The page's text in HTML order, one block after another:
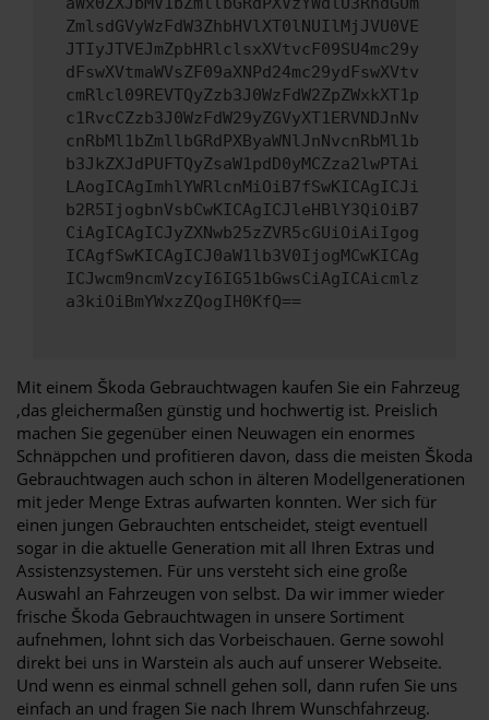
ZmlsdGVyWzFdW3ZhbHVlXT0lNUIlMjJVU0VE
JTIyJTVEJmZpbHRlclsxXVtvcF09SU4mc29y
dFswXVtmaWVsZF09aXNPd24mc29ydFswXVtv
cmRlcl09REVTQyZzb3J0WzFdW2ZpZWxkXT1p
c1RvcCZzb3J0WzFdW29yZGVyXT1ERVNDJnNv
cnRbMl1bZmllbGRdPXByaWNlJnNvcnRbMl1b
b3JkZXJdPUFTQyZsaW1pdD0yMCZza2lwPTAi
LAogICAgImhlYWRlcnMiOiB7fSwKICAgICJi
b2R5IjogbnVsbCwKICAgICJleHBlY3QiOiB7
CiAgICAgICJyZXNwb25zZVR5cGUiOiAiIgog
ICAgfSwKICAgICJ0aW1lb3V0IjogMCwKICAg
ICJwcm9ncmVzcyI6IG51bGwsCiAgICAicmlz
a3kiOiBmYWxzZQogIH0KfQ==
Mit einem Škoda Gebrauchtwagen kaufen Sie ein Fahrzeug
,das gleichermaßen günstig und hochwertig ist. Preislich
machen Sie gegenüber einen Neuwagen ein enormes
Schnäppchen und profitieren davon, dass die meisten Škoda
Gebrauchtwagen auch schon in älteren Modellgenerationen
mit jeder Menge Extras aufwarten konnten. Wer sich für
einen jungen Gebrauchten entscheidet, steigt eventuell
sogar in die aktuelle Generation mit all Ihren Extras und
Assistenzsystemen. Für uns versteht sich eine große
Auswahl an Fahrzeugen von selbst. Da wir immer wieder
frische Škoda Gebrauchtwagen in unsere Sortiment
aufnehmen, lohnt sich das Vorbeischauen. Gerne sowohl
direkt bei uns in Warstein als auch auf unserer Webseite.
Und wenn es einmal schnell gehen soll, dann rufen Sie uns
einfach an und fragen Sie nach Ihrem Wunschfahrzeug.